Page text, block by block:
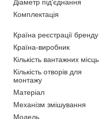
Діаметр під'єднання
Комплектація
Країна реєстрації бренду
Країна-виробник
Кількість вантажних місць
Кількість отворів для
монтажу
Матеріал
Механізм змішування
Модель